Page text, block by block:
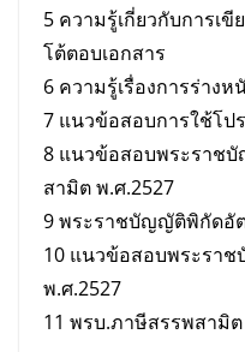
5 ความรู้เกี่ยวกับการเ
โต้ตอบเอกสาร
6 ความรู้เรื่องการร่างห
7 แนวข้อสอบการใช้โป
8 แนวข้อสอบพระราช
สามิต พ.ศ.2527
9 พระราชบัญญัติพิกัดอั
10 แนวข้อสอบพระรา
พ.ศ.2527
11 พรบ.ภาษีสรรพสามิ